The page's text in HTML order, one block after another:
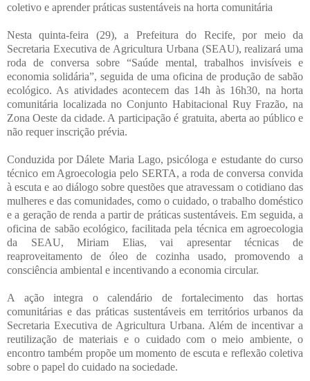
coletivo e aprender práticas sustentáveis na horta comunitária
Nesta quinta-feira (29), a Prefeitura do Recife, por meio da
Secretaria Executiva de Agricultura Urbana (SEAU), realizará uma
roda de conversa sobre “Saúde mental, trabalhos invisíveis e
economia solidária”, seguida de uma oficina de produção de sabão
ecológico. As atividades acontecem das 14h às 16h30, na horta
comunitária localizada no Conjunto Habitacional Ruy Frazão, na
Zona Oeste da cidade. A participação é gratuita, aberta ao público e
não requer inscrição prévia.
Conduzida por Dálete Maria Lago, psicóloga e estudante do curso
técnico em Agroecologia pelo SERTA, a roda de conversa convida
à escuta e ao diálogo sobre questões que atravessam o cotidiano das
mulheres e das comunidades, como o cuidado, o trabalho doméstico
e a geração de renda a partir de práticas sustentáveis. Em seguida, a
oficina de sabão ecológico, facilitada pela técnica em agroecologia
da SEAU, Miriam Elias, vai apresentar técnicas de
reaproveitamento de óleo de cozinha usado, promovendo a
consciência ambiental e incentivando a economia circular.
A ação integra o calendário de fortalecimento das hortas
comunitárias e das práticas sustentáveis em territórios urbanos da
Secretaria Executiva de Agricultura Urbana. Além de incentivar a
reutilização de materiais e o cuidado com o meio ambiente, o
encontro também propõe um momento de escuta e reflexão coletiva
sobre o papel do cuidado na sociedade.